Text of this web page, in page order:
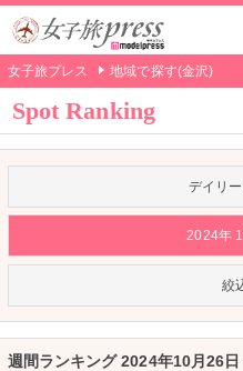
女子旅プレス 地域で探す(金沢)
Spot Ranking
デイリ
2024年
絞
週間ランキング 2024年10月26